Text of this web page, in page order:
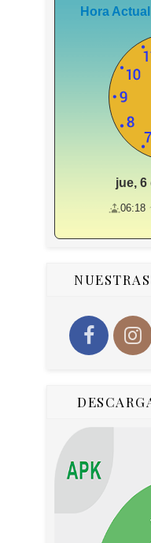
Hora
jue,
06:18